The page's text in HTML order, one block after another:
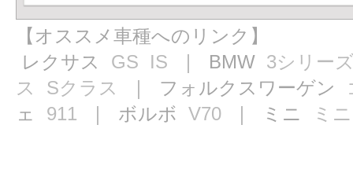
【オススメ車種へのリンク】
レクサス GS IS ｜ BMW 3シリー
ス
Sクラス ｜ フォルクスワーゲン
ェ 911 ｜ ボルボ V70 ｜ ミニ ミニ